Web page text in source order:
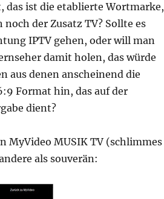
das ist die etablierte Wortmarke,
der Zusatz TV? Sollte es
IPTV gehen, oder will man
damit holen, das würde
aus denen anscheinend die
Format hin, das auf der
dient?
MyVideo MUSIK TV (schlimmes
als souverän: